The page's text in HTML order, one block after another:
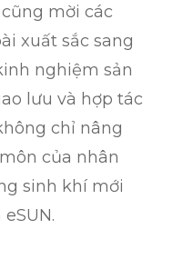
mời các
xuất sắc sang
nghiệm sản
lưu và hợp tác
chỉ nâng
của nhân
sinh khí mới